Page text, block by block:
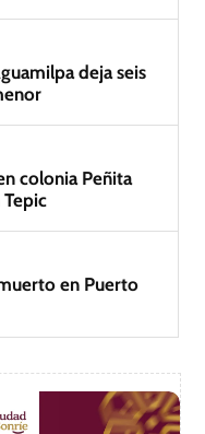
deja seis
colonia Peñita
en Puerto